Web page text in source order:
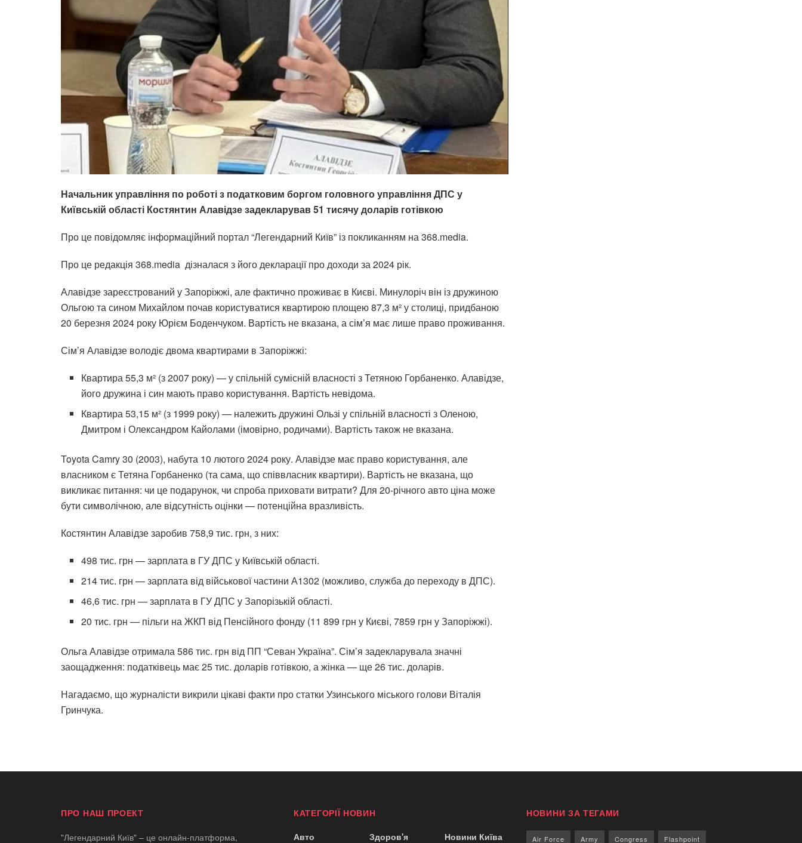
Начальник управління по роботі з податковим боргом головного управління ДПС у
Київській області Костянтин Алавідзе задекларував 51 тисячу доларів готівкою
Про це повідомляє інформаційний портал “Легендарний Київ” із покликанням на 368.media.
Про це редакція 368.media дізналася з його декларації про доходи за 2024 рік.
Алавідзе зареєстрований у Запоріжжі, але фактично проживає в Києві. Минулоріч він із дружиною
Ольгою та сином Михайлом почав користуватися квартирою площею 87,3 м² у столиці, придбаною
20 березня 2024 року Юрієм Боденчуком. Вартість не вказана, а сім’я має лише право проживання.
Сім’я Алавідзе володіє двома квартирами в Запоріжжі:
Квартира 55,3 м² (з 2007 року) — у спільній сумісній власності з Тетяною Горбаненко. Алавідзе,
його дружина і син мають право користування. Вартість невідома.
Квартира 53,15 м² (з 1999 року) — належить дружині Ользі у спільній власності з Оленою,
Дмитром і Олександром Кайолами (імовірно, родичами). Вартість також не вказана.
Toyota Camry 30 (2003), набута 10 лютого 2024 року. Алавідзе має право користування, але
власником є Тетяна Горбаненко (та сама, що співвласник квартири). Вартість не вказана, що
викликає питання: чи це подарунок, чи спроба приховати витрати? Для 20-річного авто ціна може
бути символічною, але відсутність оцінки — потенційна вразливість.
Костянтин Алавідзе заробив 758,9 тис. грн, з них:
498 тис. грн — зарплата в ГУ ДПС у Київській області.
214 тис. грн — зарплата від військової частини А1302 (можливо, служба до переходу в ДПС).
46,6 тис. грн — зарплата в ГУ ДПС у Запорізькій області.
20 тис. грн — пільги на ЖКП від Пенсійного фонду (11 899 грн у Києві, 7859 грн у Запоріжжі).
Ольга Алавідзе отримала 586 тис. грн від ПП “Севан Україна”. Сім’я задекларувала значні
заощадження: податківець має 25 тис. доларів готівкою, а жінка — ще 26 тис. доларів.
Нагадаємо, щожурналісти викрили цікаві факти про статки Узинського міського голови Віталія
Гринчука.
ПРО НАШ ПРОЕКТ
"Легендарний Київ" – це онлайн-платформа,
КАТЕГОРІЇ НОВИН
Авто
Здоров'я Новини Київа
НОВИНИ ЗА ТЕГАМИ
Air Force Army Congress Flashpoint